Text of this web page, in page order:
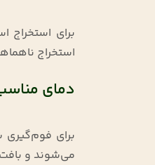
برای استخراج
استخراج
دمای
می‌شوند و